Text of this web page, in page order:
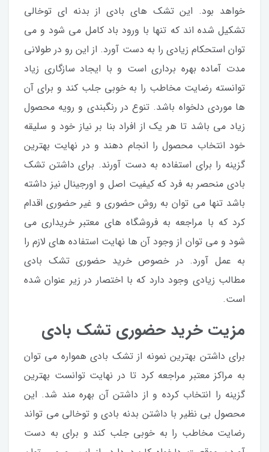
خواهد بود. این تشک های بادی از بدنه ای توخالی
تشکیل شده اند که تنها با ورود باد کامل می شود و می
توان استحکام زیادی را به دست آورد. از این رو در طولانی
مدت آماده بهره برداری است و با ایجاد سازگاری زیاد
توانسته رضایت مخاطب را به خوبی جلب کند و برای آن
ها موردی دلخواه باشد. تنوع در رنگبندی و رویه محصول
زیاد می باشد تا هر یک از افراد بنا بر نیاز خود و سلیقه
خود انتخاب محصول را انجام دهند و در نهایت بهترین
گزینه را برای استفاده به دست آورند. برای داشتن تشک
بادی منحصر به فرد که کیفیت اصل و اورجینال نیز داشته
باشد تنها می توان به روش حضوری و غیر حضوری اقدام
کرد که با مراجعه به فروشگاه های معتبر خریداری می
شود و می توان از وجود آن ها نهایت استفاده های لازم را
به عمل آورد. در خصوص خرید حضوری تشک بادی
مطالب زیادی وجود دارد که با اختصار در زیر عنوان شده
است.
مزیت خرید حضوری تشک بادی
برای داشتن بهترین نمونه از تشک بادی همواره می توان
به مراکز معتبر مراجعه کرد تا در نهایت توانست بهترین
گزینه را انتخاب کرده و از داشتن آن بهره مند شد. این
محصول بی نظیر با داشتن بدنه بادی و توخالی می تواند
رضایت مخاطب را به خوبی جلب کند و برای به دست